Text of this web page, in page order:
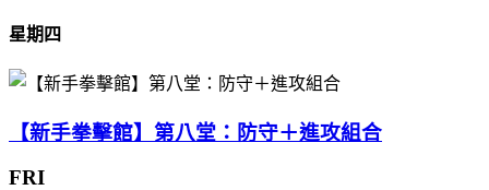
星期四
【新手拳擊館】第八堂：防守＋進攻組合
FRI